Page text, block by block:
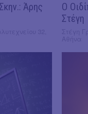
Άρης
O
Στέγη